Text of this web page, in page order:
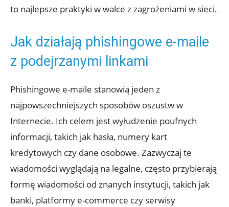
to najlepsze praktyki w walce z zagrożeniami w sieci.
Jak działają phishingowe e-maile
z podejrzanymi linkami
Phishingowe e-maile stanowią jeden z
najpowszechniejszych sposobów oszustw w
Internecie. Ich celem jest wyłudzenie poufnych
informacji, takich jak hasła, numery kart
kredytowych czy dane osobowe. Zazwyczaj te
wiadomości wyglądają na legalne, często przybierają
formę wiadomości od znanych instytucji, takich jak
banki, platformy e-commerce czy serwisy